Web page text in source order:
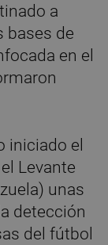
a
bases de
en el
iniciado el
Levante
unas
detección
del fútbol